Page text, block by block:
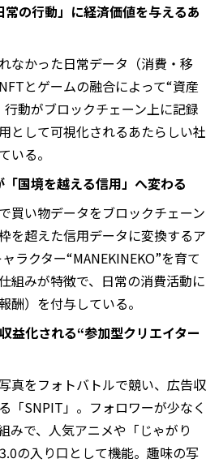
の行動」に経済価値を与えるあ
なかった日常データ（消費・移
とゲームの融合によって“資産
動がブロックチェーン上に記録
として可視化されるあたらしい社
いる。
国境を越える信用」へ変わる
買い物データをブロックチェーン
を超えた信用データに変換するア
ラクター“MANEKINEKO”を育て
組みが特徴で、日常の消費活動に
酬）を付与している。
益化される“参加型クリエイター
真をフォトバトルで競い、広告収
「SNPIT」。フォロワーが少なく
みで、人気アニメや「じゃがり
の入り口として機能。趣味の写